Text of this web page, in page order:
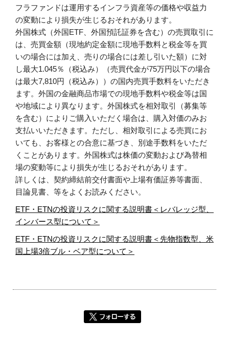
フラファンドは運用するインフラ資産等の価格や収益力
の変動により損失が生じるおそれがあります。
外国株式（外国ETF、外国預託証券を含む）の売買取引に
は、売買金額（現地約定金額に現地手数料と税金等を買
いの場合には加え、売りの場合には差し引いた額）に対
し最大1.045％（税込み）（売買代金が75万円以下の場合
は最大7,810円（税込み））の国内売買手数料をいただき
ます。外国の金融商品市場での現地手数料や税金等は国
や地域により異なります。外国株式を相対取引（募集等
を含む）によりご購入いただく場合は、購入対価のみお
支払いいただきます。ただし、相対取引による売買にお
いても、お客様との合意に基づき、別途手数料をいただ
くことがあります。外国株式は株価の変動および為替相
場の変動等により損失が生じるおそれがあります。
詳しくは、契約締結前交付書面や上場有価証券等書面、
目論見書、等をよくお読みください。
ETF・ETNの投資リスクに関する説明書＜レバレッジ型、
インバース型について＞
ETF・ETNの投資リスクに関する説明書＜先物指数型、米
国上場3倍ブル・ベア型について＞